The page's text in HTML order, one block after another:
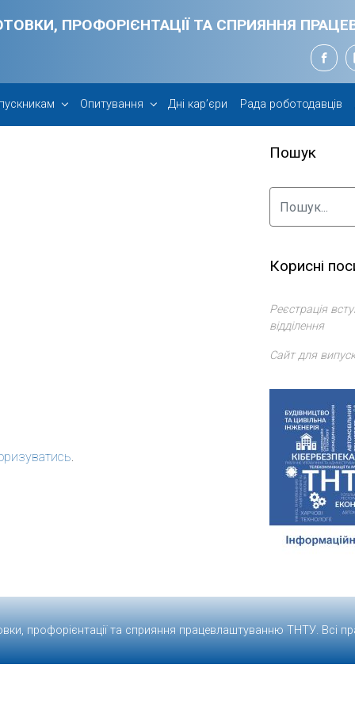
ПРОФОРІЄНТАЦІЇ ТА СПРИЯННЯ
Опитування Дні кар’єри Рада роботодавців
.
Пошук
Корисні
Реєстрація
відділення
Сайт для
профорієнтації та сприяння працевлаштуванню ТНТУ. Всі